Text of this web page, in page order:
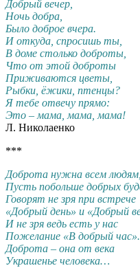
Добрый вечер,
Ночь добра,
Было доброе вчера.
И откуда, спросишь ты,
В доме столько доброты,
Что от этой доброты
Приживаются цветы,
Рыбки, ёжики, птенцы?
Я тебе отвечу прямо:
Это – мама, мама, мама!
Л. Николаенко
***
Доброта нужна всем людям,
Пусть побольше добрых
Говорят не зря при встрече
«Добрый день» и «Добрый
И не зря ведь есть у нас
Пожелание «В добрый час».
Доброта – она от века
Украшенье человека…